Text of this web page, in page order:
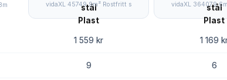
vidaXL 45749 9m² Rostfritt s vidaXL 364079
1 559 kr 1 169
9 6